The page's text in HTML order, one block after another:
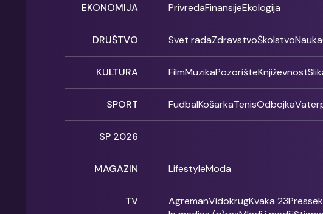
EKONOMIJA PrivredaFinansijeEkologija
DRUŠTVO Svet radaZdravstvoŠkolstvoNauka
KULTURA FilmMuzikaPozorišteKnjiževnost
SPORT FudbalKošarkaTenisOdbojka
SP 2026
MAGAZIN LifestyleModa
TV AgremanVidokrugKvaka 23Pressek